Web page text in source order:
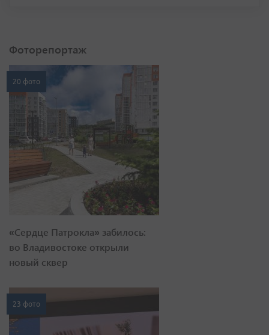
Фоторепортаж
20 фото
«Сердце Патрокла» забилось:
во Владивостоке открыли
новый сквер
23 фото